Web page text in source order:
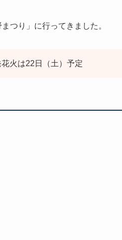
つり」に行ってきました。
火は22日（土）予定